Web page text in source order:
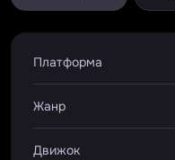
Платформа
Жанр
Движок